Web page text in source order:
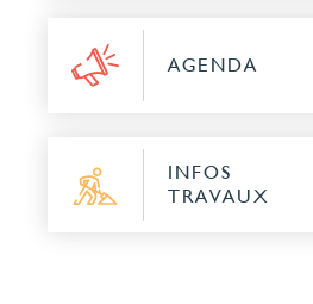
AGENDA
INFOS
TRAVAUX